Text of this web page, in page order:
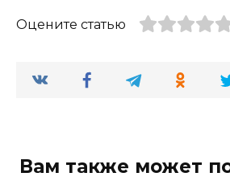
Оцените статью
Вам также может